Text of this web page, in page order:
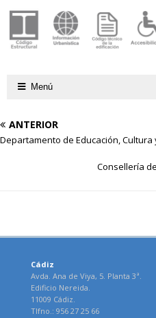
Menú
ANTERIOR
Departamento de Educación, Cultura
Consellería
Cádiz
Avda. Ana de Viya, 5. Planta 3ª.
Edificio Nereida.
11009 Cádiz.
Tlfno.: 956 27 25 66